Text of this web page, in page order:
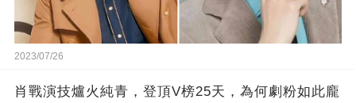
2023/07/26
肖戰演技爐火純青，登頂V榜25天，為何劇粉如此龐